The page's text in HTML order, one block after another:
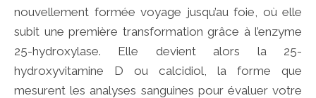
nouvellement formée voyage jusqu’au foie, où elle
subit une première transformation grâce à l’enzyme
25-hydroxylase. Elle devient alors la 25-
hydroxyvitamine D ou calcidiol, la forme que
mesurent les analyses sanguines pour évaluer votre